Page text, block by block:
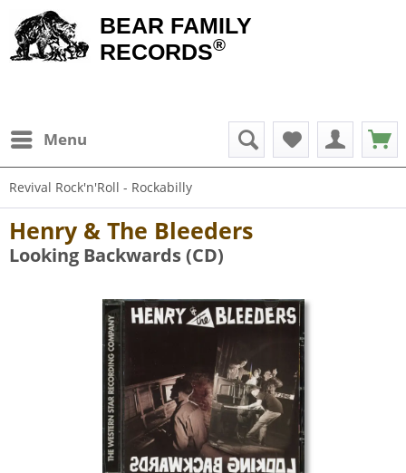
BEAR FAMILY
RECORDS®
Menu
Revival Rock'n'Roll - Rockabilly
Henry & The Bleeders
Looking Backwards (CD)